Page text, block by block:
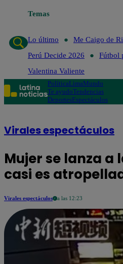
Temas
Lo último
Me Caigo de
Perú Decide 2026
Fútbol
Valentina Valiente
PolíticaLimaMundo
Te ayudoTendencias
DeportesEspectáculos
Virales espectáculos
Mujer se lanza a
casi es
Virales espectáculos a las 12:23